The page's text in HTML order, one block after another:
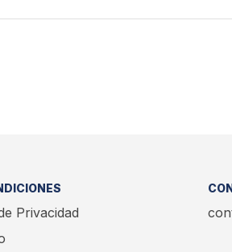
Privacidad